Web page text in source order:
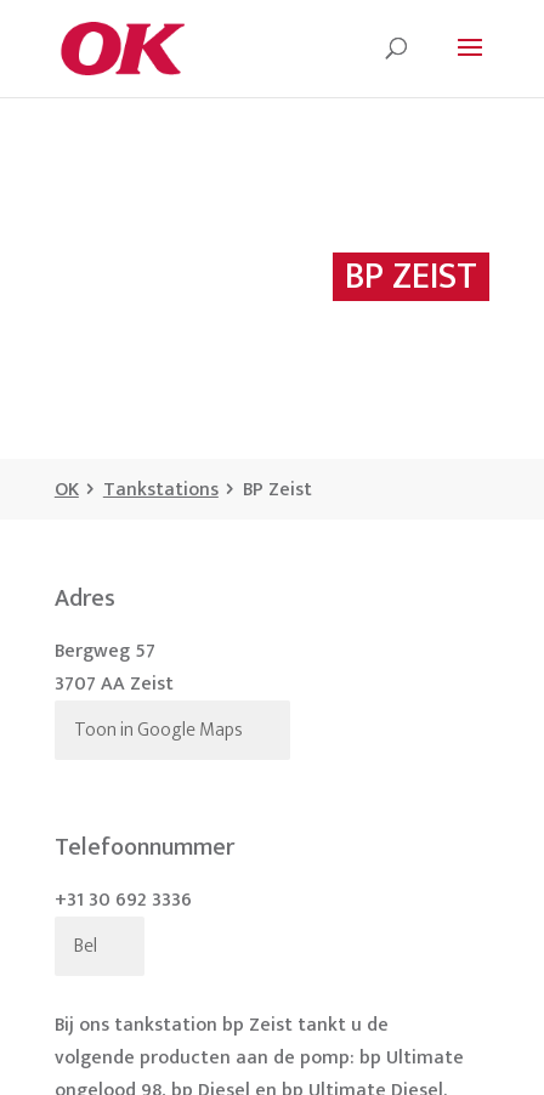
BP ZEIST
OK Tankstations BP Zeist
Adres
Bergweg 57
3707 AA Zeist
Toon in Google Maps
Telefoonnummer
+31 30 692 3336
Bel
Bij ons tankstation bp Zeist tankt u de
volgende producten aan de pomp: bp Ultimate